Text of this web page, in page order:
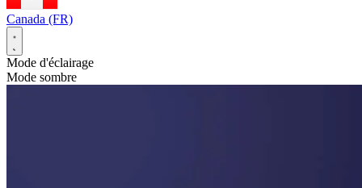
Canada (FR)
Mode d'éclairage
Mode sombre